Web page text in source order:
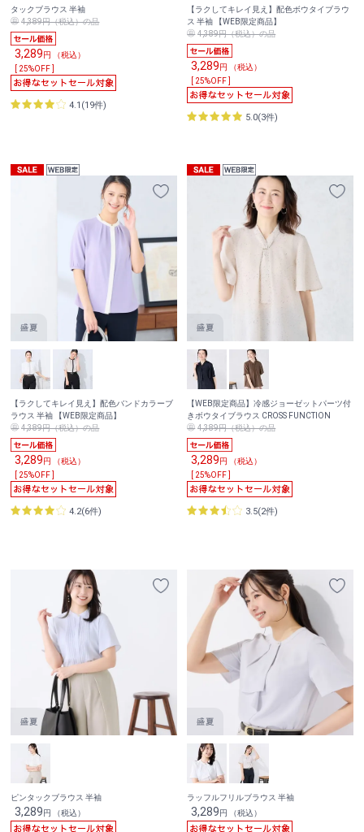
タックブラウス 半袖
4,389円（税込）の品
3,289円 （税込）
[ 25%OFF ]
4.1(19件)
【ラクしてキレイ見え】配色ボウタイブラウ
ス 半袖 【WEB限定商品】
4,389円（税込）の品
3,289円 （税込）
[ 25%OFF ]
5.0(3件)
【ラクしてキレイ見え】配色バンドカラーブ
ラウス 半袖 【WEB限定商品】
4,389円（税込）の品
3,289円 （税込）
[ 25%OFF ]
4.2(6件)
【WEB限定商品】冷感ジョーゼットパーツ付
きボウタイブラウス CROSS FUNCTION
4,389円（税込）の品
3,289円 （税込）
[ 25%OFF ]
3.5(2件)
ピンタックブラウス 半袖
3,289円 （税込）
ラッフルフリルブラウス 半袖
3,289円 （税込）